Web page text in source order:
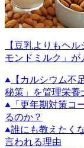
【豆乳よりもヘ
モンドミルク」が
【カルシウム不
秘策」を管理栄養
「更年期対策コ
るのか？
誰にも教えたく
言われる理由